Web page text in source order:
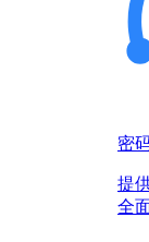
密
提
全